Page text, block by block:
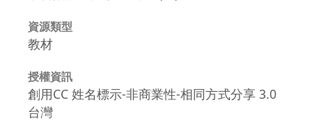
資源類型
教材
授權資訊
創用CC 姓名標示-非商業性-相同方式分享 3.0
台灣